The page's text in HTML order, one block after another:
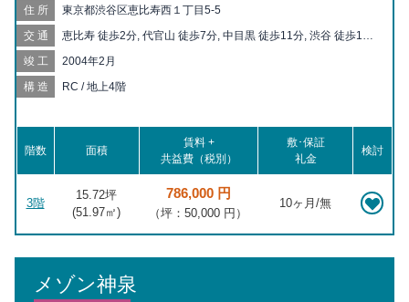
住所 東京都渋谷区恵比寿西１丁目5-5
交通
恵比寿 徒歩2分, 代官山 徒歩7分, 中目黒 徒歩11分, 渋谷 徒歩15
竣工 2004年2月
構造 RC / 地上4階
階数 面積
賃料 +
共益費（税別）
敷･保証
礼金
検討
3階
15.72坪
(51.97㎡)
786,000 円
（坪：50,000 円）
10ヶ月/無
メゾン神泉